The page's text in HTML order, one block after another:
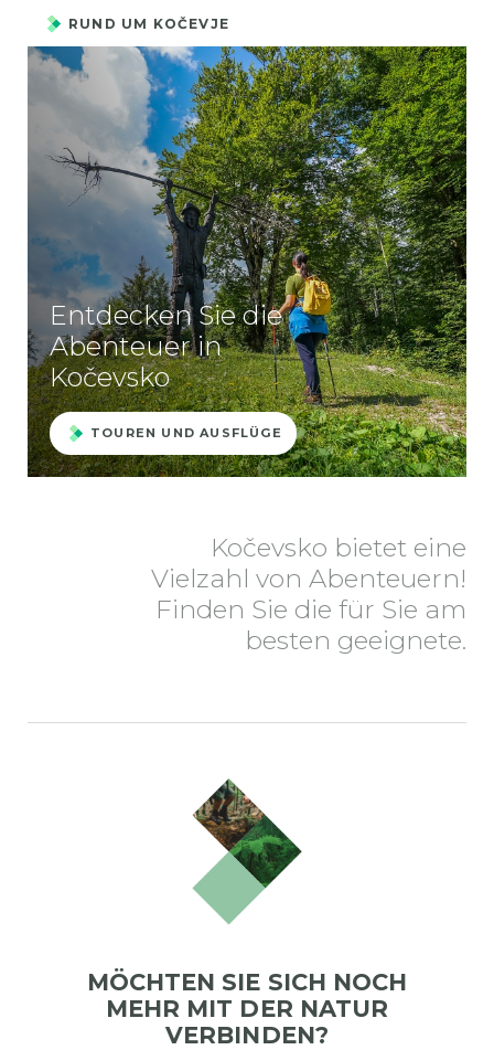
RUND UM KOČEVJE
Entdecken Sie die
Abenteuer in
Kočevsko
TOUREN UND AUSFLÜGE
Kočevsko bietet eine
Vielzahl von Abenteuern!
Finden Sie die für Sie am
besten geeignete.
MÖCHTEN SIE SICH NOCH
MEHR MIT DER NATUR
VERBINDEN?